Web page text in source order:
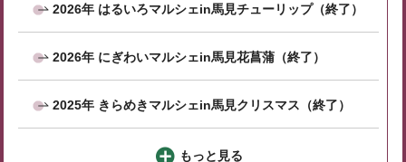
2026年 はるいろマルシェin馬見チューリップ（終了）
2026年 にぎわいマルシェin馬見花菖蒲（終了）
2025年 きらめきマルシェin馬見クリスマス（終了）
もっと見る